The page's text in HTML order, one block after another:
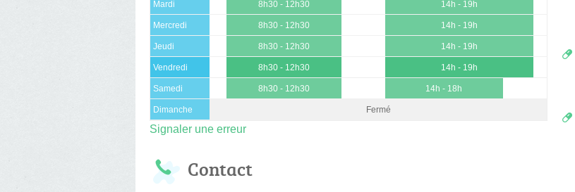
Mardi 8h30 - 12h30 14h - 19h
Mercredi 8h30 - 12h30 14h - 19h
Jeudi 8h30 - 12h30 14h - 19h
Vendredi 8h30 - 12h30 14h - 19h
Samedi 8h30 - 12h30 14h - 18h
Dimanche Fermé
Signaler une erreur
Contact